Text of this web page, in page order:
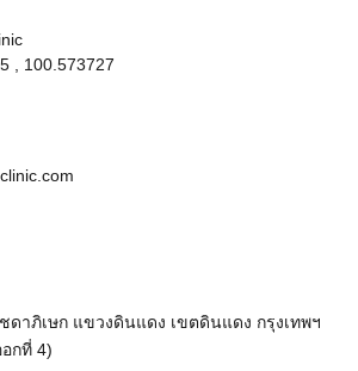
, 100.573727
าภิเษก แขวงดินแดง เขตดินแดง กรุงเทพฯ
กที่ 4)